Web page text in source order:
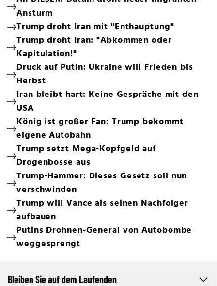
Ansturm
Trump droht Iran mit "Enthauptung"
Trump droht Iran: "Abkommen oder
Kapitulation!"
Druck auf Putin: Ukraine will Frieden bis
Herbst
Iran bleibt hart: Keine Gespräche mit den
USA
König ist großer Fan: Trump bekommt
eigene Autobahn
Trump setzt Mega-Kopfgeld auf
Drogenbosse aus
Trump-Hammer: Dieses Gesetz soll nun
verschwinden
Trump will Vance als seinen Nachfolger
aufbauen
Putins Drohnen-General von Autobombe
weggesprengt
Bleiben Sie auf dem Laufenden